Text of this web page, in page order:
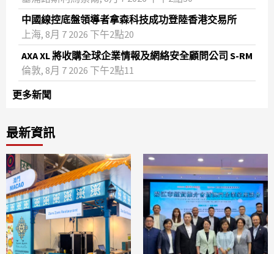
中國線控底盤領導者拿森科技成功登陸香港交易所
上海, 8月 7 2026 下午2點20
AXA XL 將收購全球企業情報及網絡安全顧問公司 S-RM
倫敦, 8月 7 2026 下午2點11
更多新聞
最新資訊